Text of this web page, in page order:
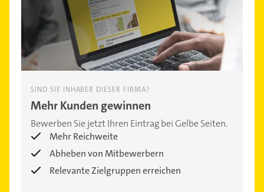
SIND SIE INHABER DIESER FIRMA?
Mehr Kunden gewinnen
Bewerben Sie jetzt Ihren Eintrag bei Gelbe Seiten.
Mehr Reichweite
Abheben von Mitbewerbern
Relevante Zielgruppen erreichen